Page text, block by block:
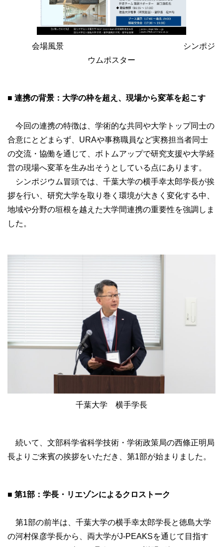
会場風景 シンポジ
ウムポスター
■ 連携の背景：大学の枠を超え、現場から変革を起こす
今回の連携の特徴は、学術的な共同や大学トップ同士の
合意にとどまらず、URAや事務職員など実務担当者同士
の交流・協働を通じて、ボトムアップで研究支援や大学経
営の現場へ変革を生み出そうとしている点にあります。
シンポジウム冒頭では、千葉大学の横手幸太郎学長が挨
拶を行い、研究大学を取り巻く環境が大きく変化する中、
地域や分野の垣根を越えた大学間連携の重要性を強調しま
した。
千葉大学 横手学長
続いて、文部科学省科学技術・学術政策局の西條正明局
長よりご来賓の挨拶をいただき、第1部が始まりました。
■ 第1部：学長・リエゾンによるクロストーク
第1部の前半は、千葉大学の横手幸太郎学長と徳島大学
の河村保彦学長から、両大学がJ-PEAKSを通じて目指す